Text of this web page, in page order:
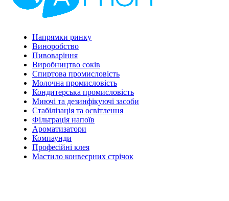
Напрямки ринку
Виноробство
Пивоваріння
Виробництво соків
Спиртова промисловість
Молочна промисловість
Кондитерська промисловість
Миючі та дезинфікуючі засоби
Стабілізація та освітлення
Фільтрація напоїв
Ароматизатори
Компаунди
Професійні клея
Мастило конвеєрних стрічок